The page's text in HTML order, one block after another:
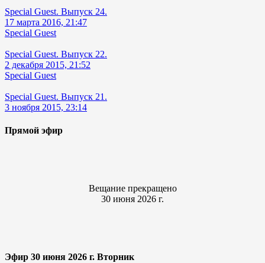
Special Guest. Выпуск 24.
17 марта 2016, 21:47
Special Guest
Special Guest. Выпуск 22.
2 декабря 2015, 21:52
Special Guest
Special Guest. Выпуск 21.
3 ноября 2015, 23:14
Прямой эфир
Вещание прекращено
30 июня 2026 г.
Эфир 30 июня 2026 г. Вторник